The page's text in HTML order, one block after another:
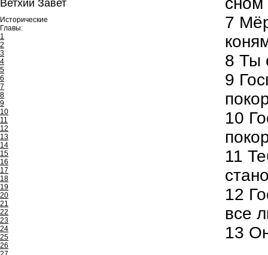
Ветхий Завет
Исторические
Главы:
1
2
3
4
5
6
7
8
9
10
11
12
13
14
15
16
17
18
19
20
21
22
23
24
25
26
7
8 Ты
9
10
11
12
все
13